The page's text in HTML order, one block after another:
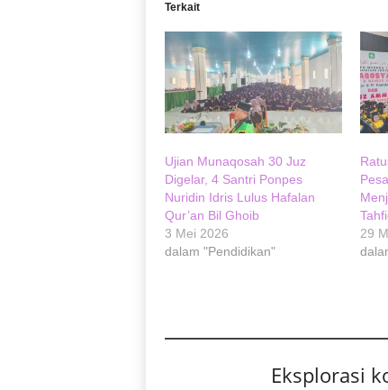
Terkait
Ujian Munaqosah 30 Juz
Digelar, 4 Santri Ponpes
Nuridin Idris Lulus Hafalan
Qur’an Bil Ghoib
3 Mei 2026
dalam "Pendidikan"
29
Eksplorasi